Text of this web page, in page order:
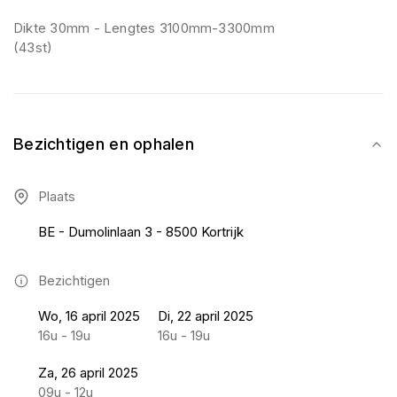
Dikte 30mm - Lengtes 3100mm-3300mm
(43st)
Bezichtigen en ophalen
Plaats
BE - Dumolinlaan 3 - 8500 Kortrijk
Bezichtigen
Wo, 16 april 2025
16u - 19u
Di, 22 april 2025
16u - 19u
Za, 26 april 2025
09u - 12u